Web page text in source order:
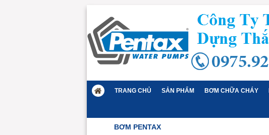
TRANG CHỦ SẢN PHẨM BƠM CHỮA CHÁY
BƠM PENTAX